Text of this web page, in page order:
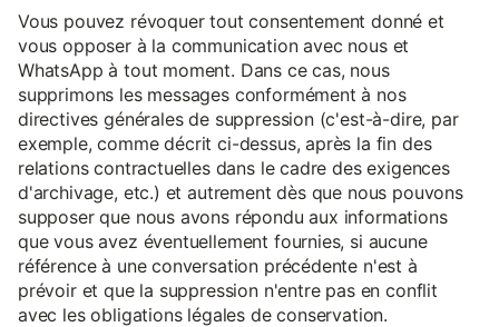
Vous pouvez révoquer tout consentement donné et
vous opposer à la communication avec nous et
WhatsApp à tout moment. Dans ce cas, nous
supprimons les messages conformément à nos
directives générales de suppression (c'est-à-dire, par
exemple, comme décrit ci-dessus, après la fin des
relations contractuelles dans le cadre des exigences
d'archivage, etc.) et autrement dès que nous pouvons
supposer que nous avons répondu aux informations
que vous avez éventuellement fournies, si aucune
référence à une conversation précédente n'est à
prévoir et que la suppression n'entre pas en conflit
avec les obligations légales de conservation.